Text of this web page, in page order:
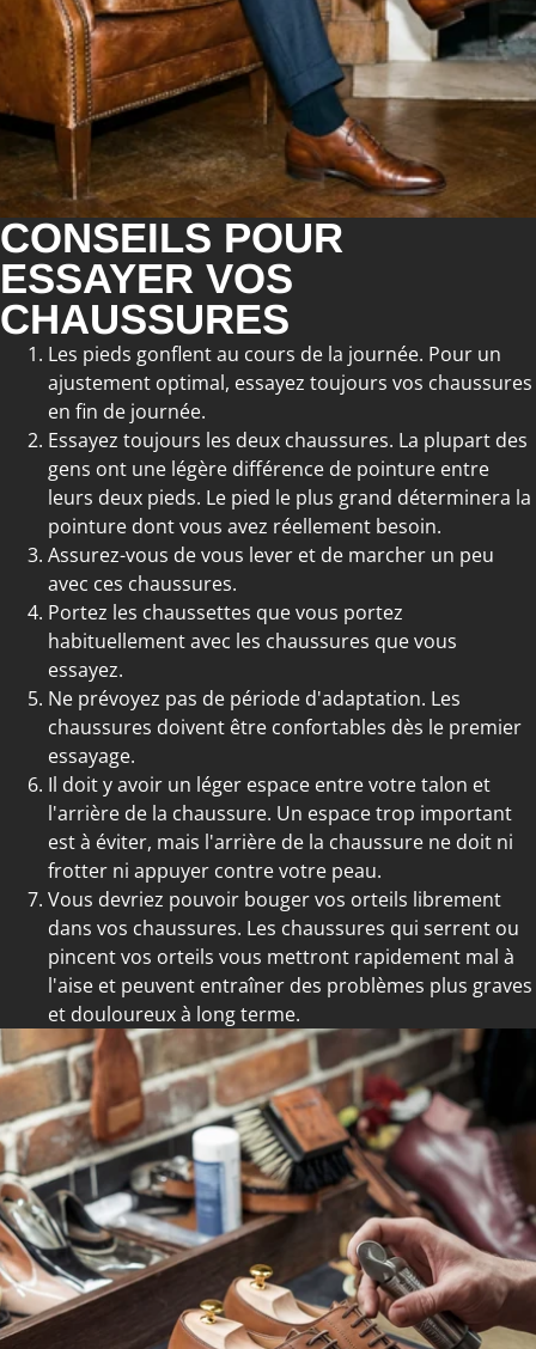
CONSEILS POUR
ESSAYER VOS
CHAUSSURES
Les pieds gonflent au cours de la journée. Pour un
ajustement optimal, essayez toujours vos chaussures
en fin de journée.
Essayez toujours les deux chaussures. La plupart des
gens ont une légère différence de pointure entre
leurs deux pieds. Le pied le plus grand déterminera la
pointure dont vous avez réellement besoin.
Assurez-vous de vous lever et de marcher un peu
avec ces chaussures.
Portez les chaussettes que vous portez
habituellement avec les chaussures que vous
essayez.
Ne prévoyez pas de période d'adaptation. Les
chaussures doivent être confortables dès le premier
essayage.
Il doit y avoir un léger espace entre votre talon et
l'arrière de la chaussure. Un espace trop important
est à éviter, mais l'arrière de la chaussure ne doit ni
frotter ni appuyer contre votre peau.
Vous devriez pouvoir bouger vos orteils librement
dans vos chaussures. Les chaussures qui serrent ou
pincent vos orteils vous mettront rapidement mal à
l'aise et peuvent entraîner des problèmes plus graves
et douloureux à long terme.